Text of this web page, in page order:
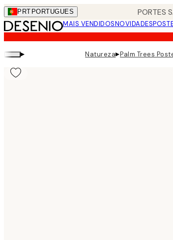
Skip
to
main
content.
PRT PORTUGUES PORTES
MAIS VENDIDOSNOVIDADES
▸ Natureza▸Palm Trees